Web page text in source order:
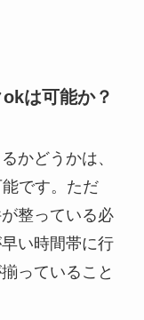
は可能か？
かどうかは、
です。ただ
整っている必
い時間帯に行
っていること